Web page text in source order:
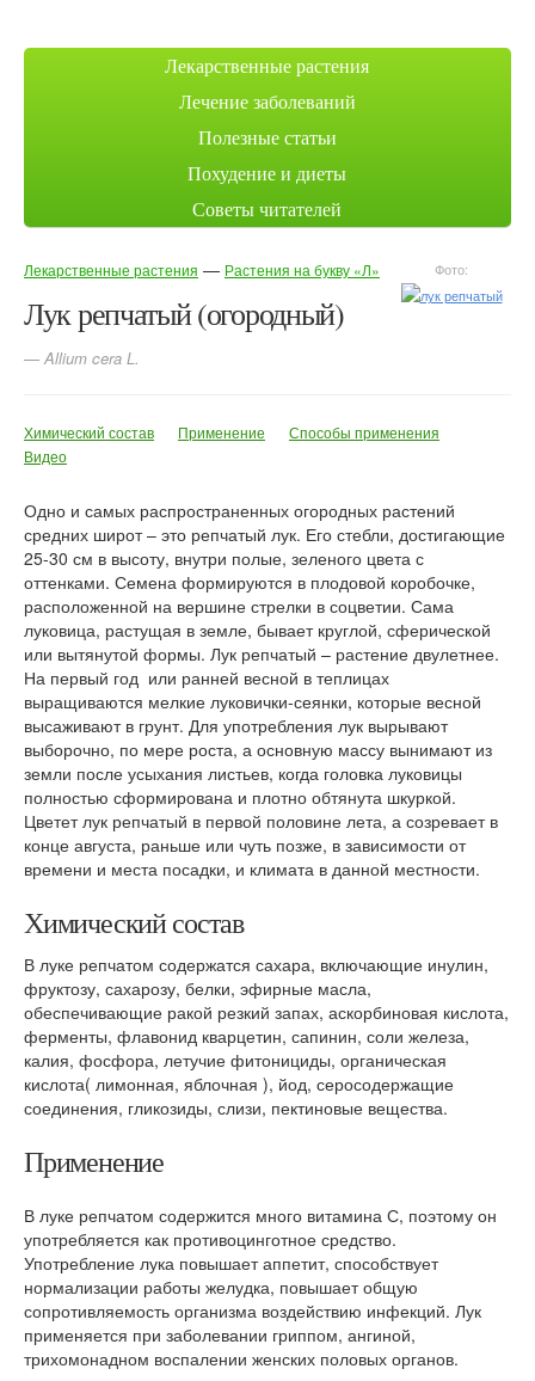
Лекарственные растения
Лечение заболеваний
Полезные статьи
Похудение и диеты
Советы читателей
Фото:
Лекарственные растения — Растения на букву «Л»
Лук репчатый (огородный)
— Allium cera L.
Химический состав Применение
Способы применения
Видео
Одно и самых распространенных огородных растений
средних широт – это репчатый лук. Его стебли, достигающие
25-30 см в высоту, внутри полые, зеленого цвета с
оттенками. Семена формируются в плодовой коробочке,
расположенной на вершине стрелки в соцветии. Сама
луковица, растущая в земле, бывает круглой, сферической
или вытянутой формы. Лук репчатый – растение двулетнее.
На первый год или ранней весной в теплицах
выращиваются мелкие луковички-сеянки, которые весной
высаживают в грунт. Для употребления лук вырывают
выборочно, по мере роста, а основную массу вынимают из
земли после усыхания листьев, когда головка луковицы
полностью сформирована и плотно обтянута шкуркой.
Цветет лук репчатый в первой половине лета, а созревает в
конце августа, раньше или чуть позже, в зависимости от
времени и места посадки, и климата в данной местности.
Химический состав
В луке репчатом содержатся сахара, включающие инулин,
фруктозу, сахарозу, белки, эфирные масла,
обеспечивающие ракой резкий запах, аскорбиновая кислота,
ферменты, флавонид кварцетин, сапинин, соли железа,
калия, фосфора, летучие фитонициды, органическая
кислота( лимонная, яблочная ), йод, серосодержащие
соединения, гликозиды, слизи, пектиновые вещества.
Применение
В луке репчатом содержится много витамина С, поэтому он
употребляется как противоцинготное средство.
Употребление лука повышает аппетит, способствует
нормализации работы желудка, повышает общую
сопротивляемость организма воздействию инфекций. Лук
применяется при заболевании гриппом, ангиной,
трихомонадном воспалении женских половых органов.